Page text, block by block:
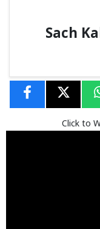
Sach
Click to